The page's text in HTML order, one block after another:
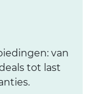
van
tot last